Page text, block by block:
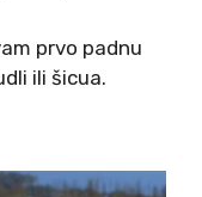
prvo padnu
ili šicua.